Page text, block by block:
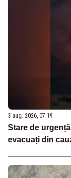
3 aug. 2026, 07:19
Stare de
evacuați din